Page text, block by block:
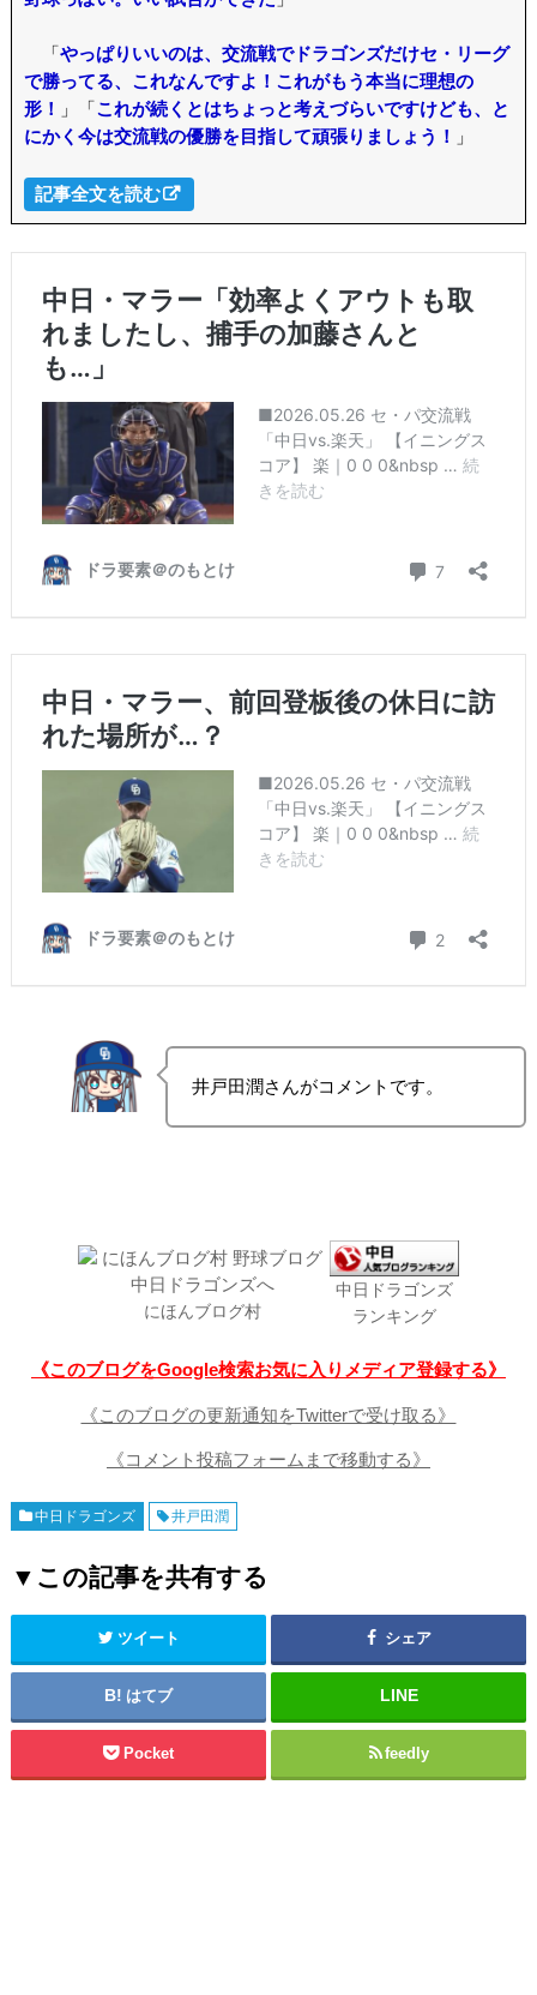
「やっぱりいいのは、交流戦でドラゴンズだけセ・リーグ
で勝ってる、これなんですよ！これがもう本当に理想の
形！
」「これが続くとはちょっと考えづらいですけども、と
にかく今は交流戦の優勝を目指して頑張りましょう！
」
記事全文を読む
井戸田潤さんがコメントです。
にほんブログ村
中日ドラゴンズ
ランキング
《このブログをGoogle検索お気に入りメディア登録する》
《このブログの更新通知をTwitterで受け取る》
《コメント投稿フォームまで移動する》
中日ドラゴンズ 井戸田潤
▼この記事を共有する
ツイート シェア
はてブ
Pocket feedly